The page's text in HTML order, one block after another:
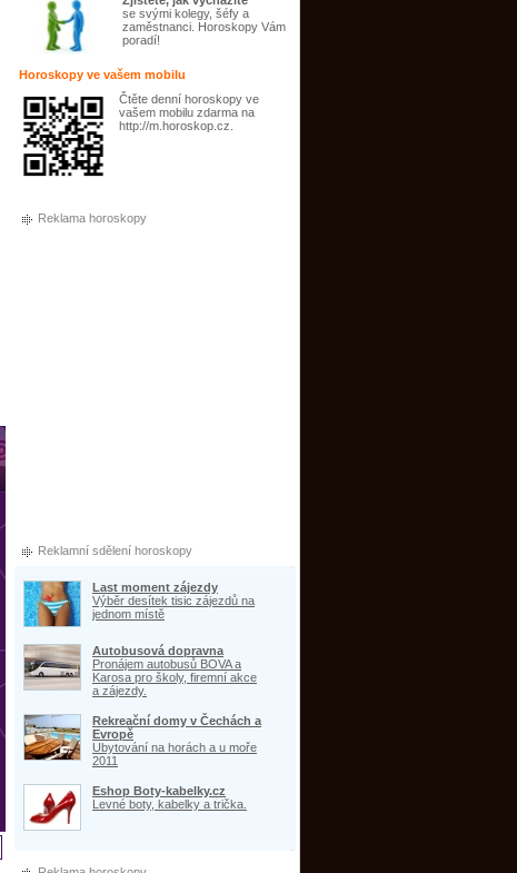
se svými kolegy, šéfy a
zaměstnanci. Horoskopy Vám
poradí!
Horoskopy ve vašem mobilu
Čtěte denní horoskopy ve
vašem mobilu zdarma na
http://m.horoskop.cz.
Reklama horoskopy
Reklamní sdělení horoskopy
Last moment zájezdy
Výběr desítek tisic zájezdů na
jednom místě
Autobusová dopravna
Pronájem autobusů BOVA a
Karosa pro školy, firemní akce
a zájezdy.
Rekreační domy v Čechách a
Evropě
Ubytování na horách a u moře
2011
Eshop Boty-kabelky.cz
Levné boty, kabelky a trička.